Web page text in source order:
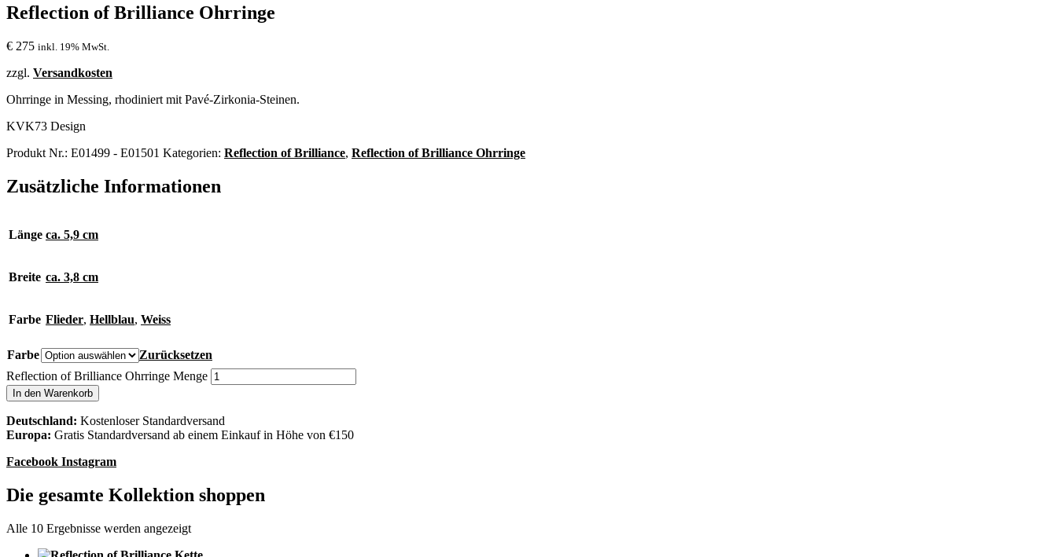
Reflection of Brilliance Ohrringe
€ 275 inkl. 19% MwSt.
zzgl. Versandkosten
Ohrringe in Messing, rhodiniert mit Pavé-Zirkonia-Steinen.
KVK73 Design
Produkt Nr.: E01499 - E01501 Kategorien: Reflection of Brilliance, Reflection of Brilliance Ohrringe
Zusätzliche Informationen
Länge ca. 5,9 cm
Breite ca. 3,8 cm
Farbe Flieder, Hellblau, Weiss
Farbe
Zurücksetzen
Reflection of Brilliance Ohrringe Menge
In den Warenkorb
Deutschland: Kostenloser Standardversand
Europa: Gratis Standardversand ab einem Einkauf in Höhe von €150
Facebook Instagram
Die gesamte Kollektion shoppen
Alle 10 Ergebnisse werden angezeigt